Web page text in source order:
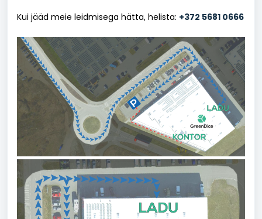
Kui jääd meie leidmisega hätta, helista: +372 5681 0666